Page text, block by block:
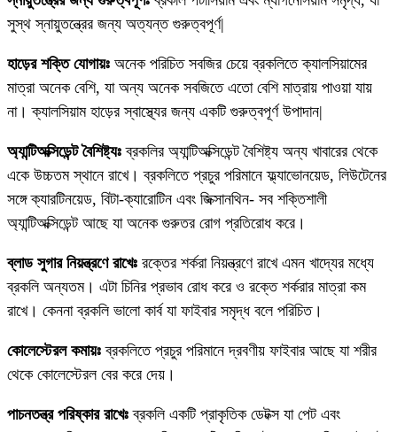
সুস্থ স্নায়ুতন্ত্রের জন্য অত্যন্ত গুরুত্বপূর্ণ|
হাড়ের শক্তি যোগায়ঃ অনেক পরিচিত সবজির চেয়ে ব্রকলিতে ক্যালসিয়ামের
মাত্রা অনেক বেশি, যা অন্য অনেক সবজিতে এতো বেশি মাত্রায় পাওয়া যায়
না। ক্যালসিয়াম হাড়ের স্বাস্থ্যের জন্য একটি গুরুত্বপূর্ণ উপাদান|
অ্যান্টিঅক্সিডেন্ট বৈশিষ্ট্যঃ ব্রকলির অ্যান্টিঅক্সিডেন্ট বৈশিষ্ট্য অন্য খাবারের থেকে
একে উচ্চতম স্থানে রাখে। ব্রকলিতে প্রচুর পরিমানে ফ্ল্যাভোনয়েড, লিউটেনের
সঙ্গে ক্যারটিনয়েড, বিটা-ক্যারোটিন এবং জিক্সানথিন- সব শক্তিশালী
অ্যান্টিঅক্সিডেন্ট আছে যা অনেক গুরুতর রোগ প্রতিরোধ করে।
ব্লাড সুগার নিয়ন্ত্রণে রাখেঃ রক্তের শর্করা নিয়ন্ত্রণে রাখে এমন খাদ্যের মধ্যে
ব্রকলি অন্যতম। এটা চিনির প্রভাব রোধ করে ও রক্তে শর্করার মাত্রা কম
রাখে। কেননা ব্রকলি ভালো কার্ব যা ফাইবার সমৃদ্ধ বলে পরিচিত।
কোলেস্টেরল কমায়ঃ ব্রকলিতে প্রচুর পরিমানে দ্রবণীয় ফাইবার আছে যা শরীর
থেকে কোলেস্টেরল বের করে দেয়।
পাচনতন্ত্র পরিষ্কার রাখেঃ ব্রকলি একটি প্রাকৃতিক ডেটক্স যা পেট এবং